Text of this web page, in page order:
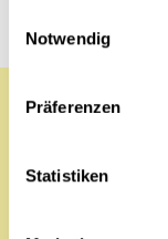
Notwendig
Präferenzen
Statistiken